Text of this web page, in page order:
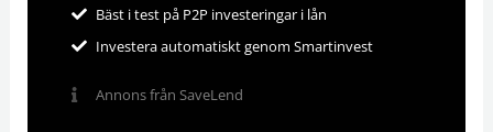
Bäst i test på P2P investeringar i lån
Investera automatiskt genom Smartinvest
Annons från SaveLend